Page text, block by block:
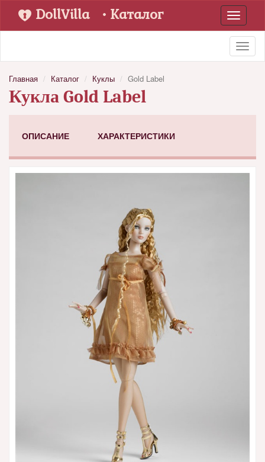
Toggle
DollVilla • Каталог
Главная Каталог Куклы Gold Label
Кукла Gold Label
ОПИСАНИЕ ХАРАКТЕРИСТИКИ